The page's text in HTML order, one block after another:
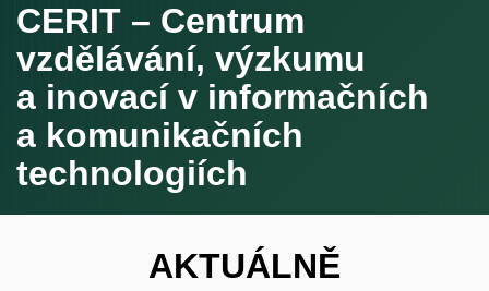
CERIT – Centrum
vzdělávání, výzkumu
a inovací v informačních
a komunikačních
technologiích
AKTUÁLNĚ